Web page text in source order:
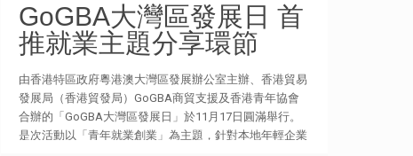
GoGBA大灣區發展日 首
推就業主題分享環節
由香港特區政府粵港澳大灣區發展辦公室主辦、香港貿易
發展局（香港貿發局）GoGBA商貿支援及香港青年協會
合辦的「GoGBA大灣區發展日」於11月17日圓滿舉行。
是次活動以「青年就業創業」為主題，針對本地年輕企業